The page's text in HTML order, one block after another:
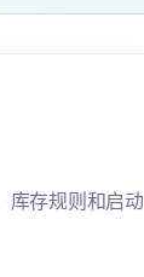
库存规则和启动